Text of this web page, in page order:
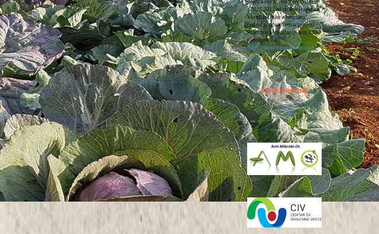
17025:2017od strane Hrvatske
akreditacijske agencije u
području opisanom u prilogu
Potvrde o akreditaciji broj 1185
(dostupno na:
https://akreditacija.hr/registar/).